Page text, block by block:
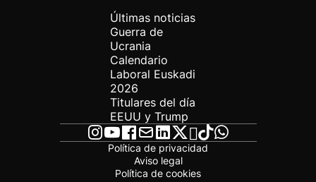
Últimas noticias
Guerra de
Ucrania
Calendario
Laboral Euskadi
2026
Titulares del día
EEUU y Trump
Política de privacidad
Aviso legal
Política de cookies